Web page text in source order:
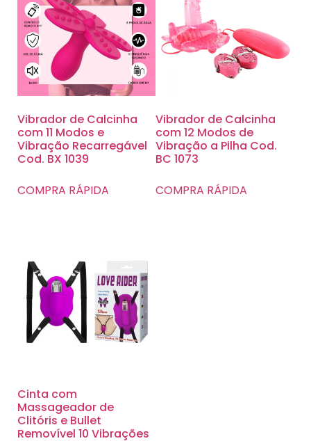
Vibrador de Calcinha
com 11 Modos e
Vibração Recarregável
Cod. BX 1039
COMPRA RÁPIDA
Vibrador de Calcinha
com 12 Modos de
Vibração a Pilha Cod.
BC 1073
COMPRA RÁPIDA
Cinta com
Massageador de
Clitóris e Bullet
Removível 10 Vibrações